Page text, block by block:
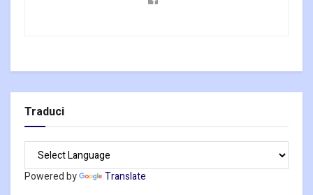
Traduci
Powered by Translate